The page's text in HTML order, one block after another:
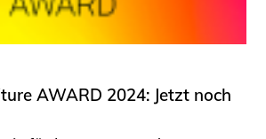
Fortbildungsträger
Formulare
Ingenieurinnen
AWARD 2024: Jetzt noch